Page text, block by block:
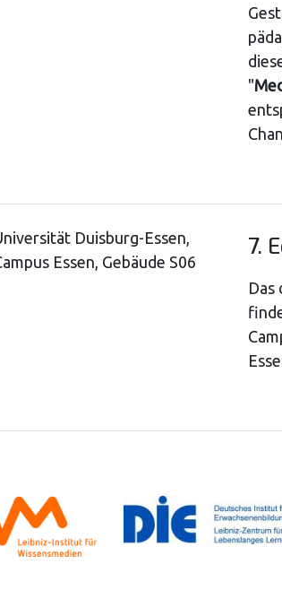
"
7.
Das
Duisburg-Essen,
Essen, Gebäude S06